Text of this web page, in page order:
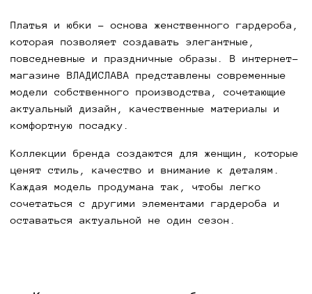
Платья и юбки - основа женственного гардероба,
которая позволяет создавать элегантные,
повседневные и праздничные образы. В интернет-
магазине ВЛАДИСЛАВА представлены современные
модели собственного производства, сочетающие
актуальный дизайн, качественные материалы и
комфортную посадку.
Коллекции бренда создаются для женщин, которые
ценят стиль, качество и внимание к деталям.
Каждая модель продумана так, чтобы легко
сочетаться с другими элементами гардероба и
оставаться актуальной не один сезон.